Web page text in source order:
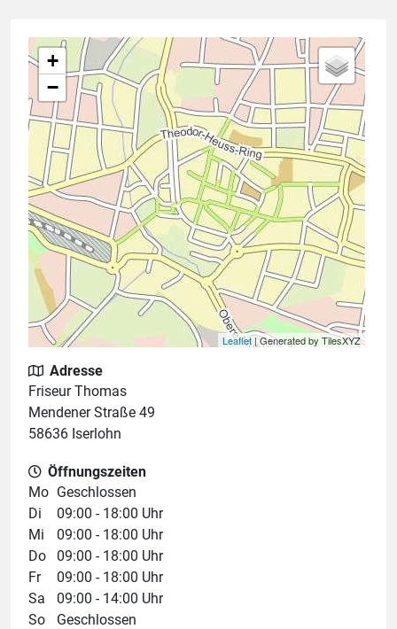
+
−
Leaflet| Generated by TilesXYZ
Adresse
Friseur Thomas
Mendener Straße 49
58636 Iserlohn
Öffnungszeiten
Mo Geschlossen
Di
09:00 - 18:00 Uhr
Mi
09:00 - 18:00 Uhr
Do
09:00 - 18:00 Uhr
Fr
09:00 - 18:00 Uhr
Sa
09:00 - 14:00 Uhr
So
Geschlossen